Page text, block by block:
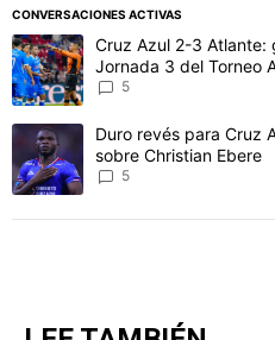
CONVERSACIONES ACTIVAS
Este listado muestra los artículos
Un artículo de tendencia con el
Cruz Azul 2-3 Atlante:
Jornada 3 del Torneo
5
Un artículo de tendencia con el
Duro revés para Cruz
sobre Christian Ebere
5